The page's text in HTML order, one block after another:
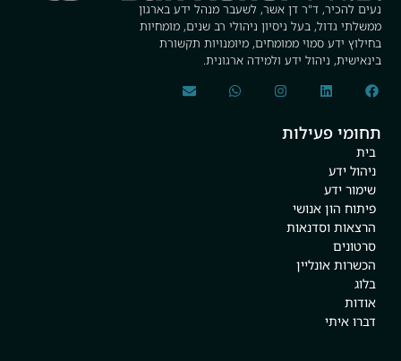
נעים להכיר, ד"ר דן אשר, לשעבר מנהל ידע בארגון
ממשלתי גדול, בעל ניסיון ניהולי רב שנים, מומחיות
בחילוץ ידע סמוי ממומחים, מיומנויות תקשורת
בינאישית, ניהול ידע ולמידה ארגונית.
תחומי פעילות
בית
ניהול ידע
שימור ידע
פיתוח הון אנושי
הרצאות וסדנאות
סרטונים
הכשרות אונליין
בלוג
אודות
דברו איתי